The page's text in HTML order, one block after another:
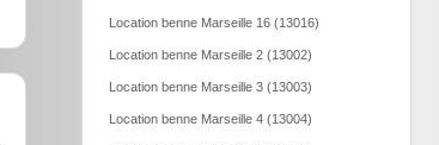
Location benne Marseille 16 (13016)
Location benne Marseille 2 (13002)
Location benne Marseille 3 (13003)
Location benne Marseille 4 (13004)